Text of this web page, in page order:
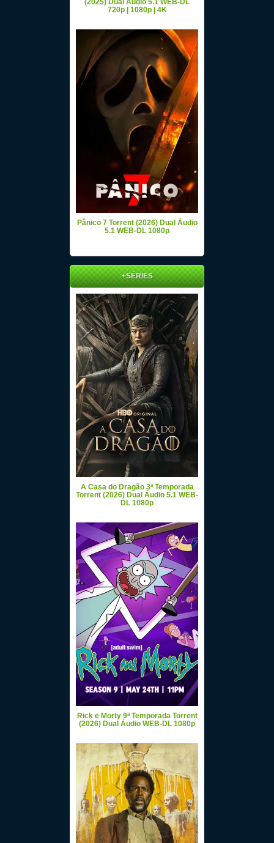
(2025) Dual Áudio 5.1 WEB-DL
720p | 1080p | 4K
Pânico 7 Torrent (2026) Dual Áudio
5.1 WEB-DL 1080p
+SÉRIES
A Casa do Dragão 3ª Temporada
Torrent (2026) Dual Áudio 5.1 WEB-
DL 1080p
Rick e Morty 9ª Temporada Torrent
(2026) Dual Áudio WEB-DL 1080p